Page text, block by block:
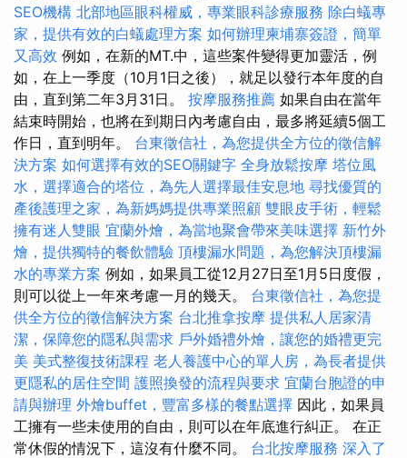
SEO機構 北部地區眼科權威，專業眼科診療服務 除白蟻專
家，提供有效的白蟻處理方案 如何辦理柬埔寨簽證，簡單
又高效 例如，在新的MT.中，這些案件變得更加靈活，例
如，在上一季度（10月1日之後），就足以發行本年度的自
由，直到第二年3月31日。 按摩服務推薦 如果自由在當年
結束時開始，也將在到期日內考慮自由，最多將延續5個工
作日，直到明年。 台東徵信社，為您提供全方位的徵信解
決方案 如何選擇有效的SEO關鍵字 全身放鬆按摩 塔位風
水，選擇適合的塔位，為先人選擇最佳安息地 尋找優質的
產後護理之家，為新媽媽提供專業照顧 雙眼皮手術，輕鬆
擁有迷人雙眼 宜蘭外燴，為當地聚會帶來美味選擇 新竹外
燴，提供獨特的餐飲體驗 頂樓漏水問題，為您解決頂樓漏
水的專業方案 例如，如果員工從12月27日至1月5日度假，
則可以從上一年來考慮一月的幾天。 台東徵信社，為您提
供全方位的徵信解決方案 台北推拿按摩 提供私人居家清
潔，保障您的隱私與需求 戶外婚禮外燴，讓您的婚禮更完
美 美式整復技術課程 老人養護中心的單人房，為長者提供
更隱私的居住空間 護照換發的流程與要求 宜蘭台胞證的申
請與辦理 外燴buffet，豐富多樣的餐點選擇 因此，如果員
工擁有一些未使用的自由，則可以在年底進行糾正。 在正
常休假的情況下，這沒有什麼不同。 台北按摩服務 深入了